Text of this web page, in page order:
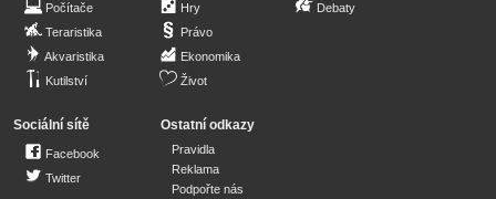
Počítače
Teraristika
Akvaristika
Kutilství
Hry
Právo
Ekonomika
Život
Debaty
Sociální sítě
Facebook
Twitter
Ostatní odkazy
Pravidla
Reklama
Podpořte nás